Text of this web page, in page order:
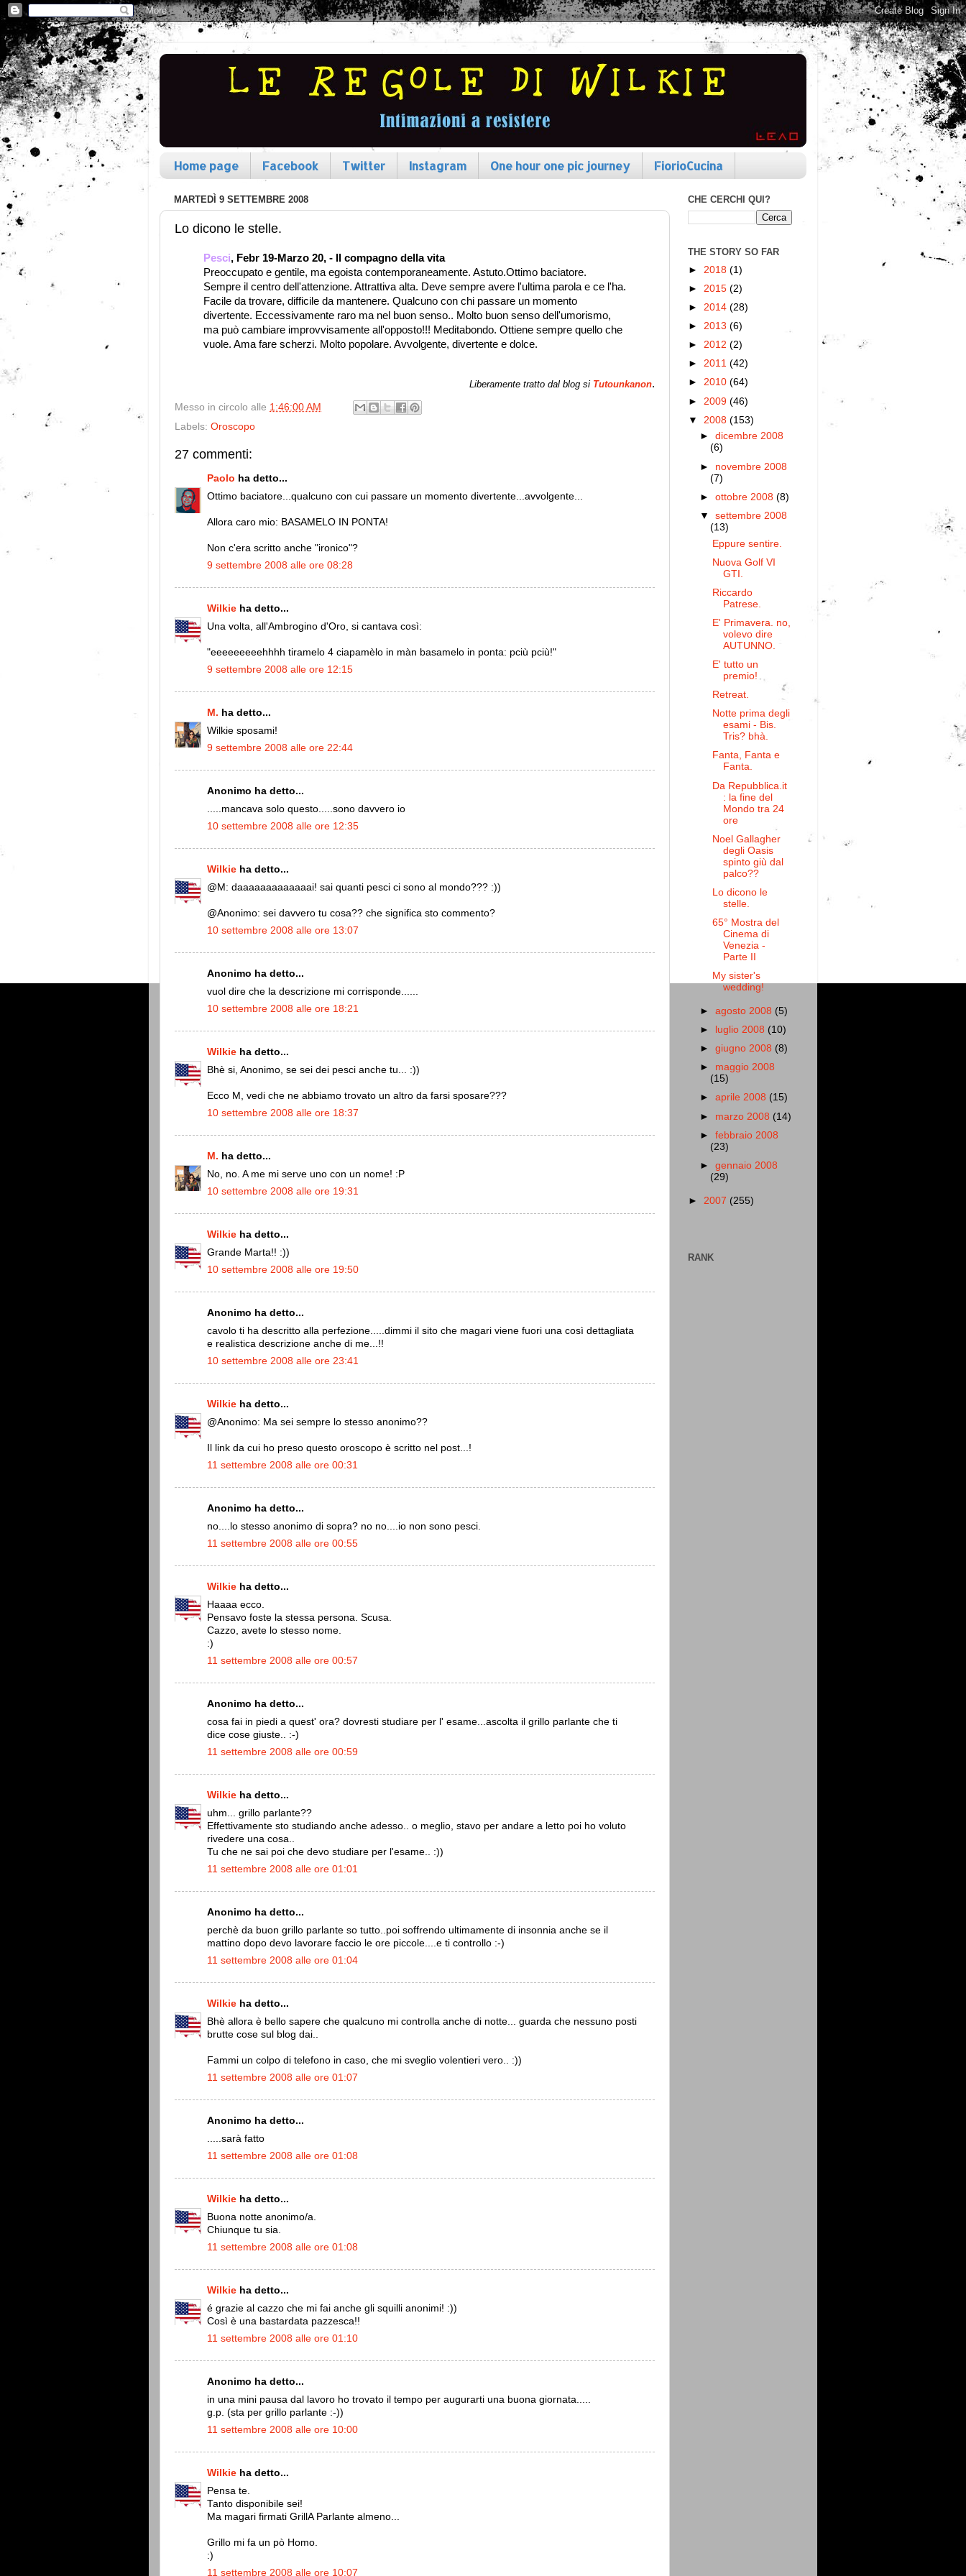
Home page Facebook Twitter Instagram One hour one pic journey FiorioCucina
MARTEDÌ 9 SETTEMBRE 2008
Lo dicono le stelle.
Pesci, Febr 19-Marzo 20, - Il compagno della vita
Preoccupato e gentile, ma egoista contemporaneamente. Astuto.Ottimo baciatore.
Sempre il centro dell'attenzione. Attrattiva alta. Deve sempre avere l'ultima parola e ce l'ha.
Facile da trovare, difficile da mantenere. Qualcuno con chi passare un momento
divertente. Eccessivamente raro ma nel buon senso.. Molto buon senso dell'umorismo,
ma può cambiare improvvisamente all'opposto!!! Meditabondo. Ottiene sempre quello che
vuole. Ama fare scherzi. Molto popolare. Avvolgente, divertente e dolce.
Liberamente tratto dal blog si Tutounkanon.
Messo in circolo alle 1:46:00 AM
Labels: Oroscopo
27 commenti:
Paolo ha detto...
Ottimo baciatore...qualcuno con cui passare un momento divertente...avvolgente...
Allora caro mio: BASAMELO IN PONTA!
Non c'era scritto anche "ironico"?
9 settembre 2008 alle ore 08:28
Wilkie ha detto...
Una volta, all'Ambrogino d'Oro, si cantava così:
"eeeeeeeeehhhh tiramelo 4 ciapamèlo in màn basamelo in ponta: pciù pciù!"
9 settembre 2008 alle ore 12:15
M. ha detto...
Wilkie sposami!
9 settembre 2008 alle ore 22:44
Anonimo ha detto...
.....mancava solo questo.....sono davvero io
10 settembre 2008 alle ore 12:35
Wilkie ha detto...
@M: daaaaaaaaaaaaai! sai quanti pesci ci sono al mondo??? :))
@Anonimo: sei davvero tu cosa?? che significa sto commento?
10 settembre 2008 alle ore 13:07
Anonimo ha detto...
vuol dire che la descrizione mi corrisponde......
10 settembre 2008 alle ore 18:21
Wilkie ha detto...
Bhè si, Anonimo, se sei dei pesci anche tu... :))
Ecco M, vedi che ne abbiamo trovato un altro da farsi sposare???
10 settembre 2008 alle ore 18:37
M. ha detto...
No, no. A me mi serve uno con un nome! :P
10 settembre 2008 alle ore 19:31
Wilkie ha detto...
Grande Marta!! :))
10 settembre 2008 alle ore 19:50
Anonimo ha detto...
cavolo ti ha descritto alla perfezione.....dimmi il sito che magari viene fuori una così dettagliata
e realistica descrizione anche di me...!!
10 settembre 2008 alle ore 23:41
Wilkie ha detto...
@Anonimo: Ma sei sempre lo stesso anonimo??
Il link da cui ho preso questo oroscopo è scritto nel post...!
11 settembre 2008 alle ore 00:31
Anonimo ha detto...
no....lo stesso anonimo di sopra? no no....io non sono pesci.
11 settembre 2008 alle ore 00:55
Wilkie ha detto...
Haaaa ecco.
Pensavo foste la stessa persona. Scusa.
Cazzo, avete lo stesso nome.
:)
11 settembre 2008 alle ore 00:57
Anonimo ha detto...
cosa fai in piedi a quest' ora? dovresti studiare per l' esame...ascolta il grillo parlante che ti
dice cose giuste.. :-)
11 settembre 2008 alle ore 00:59
Wilkie ha detto...
uhm... grillo parlante??
Effettivamente sto studiando anche adesso.. o meglio, stavo per andare a letto poi ho voluto
rivedere una cosa..
Tu che ne sai poi che devo studiare per l'esame.. :))
11 settembre 2008 alle ore 01:01
Anonimo ha detto...
perchè da buon grillo parlante so tutto..poi soffrendo ultimamente di insonnia anche se il
mattino dopo devo lavorare faccio le ore piccole....e ti controllo :-)
11 settembre 2008 alle ore 01:04
Wilkie ha detto...
Bhè allora è bello sapere che qualcuno mi controlla anche di notte... guarda che nessuno posti
brutte cose sul blog dai..
Fammi un colpo di telefono in caso, che mi sveglio volentieri vero.. :))
11 settembre 2008 alle ore 01:07
Anonimo ha detto...
.....sarà fatto
11 settembre 2008 alle ore 01:08
Wilkie ha detto...
Buona notte anonimo/a.
Chiunque tu sia.
11 settembre 2008 alle ore 01:08
Wilkie ha detto...
é grazie al cazzo che mi fai anche gli squilli anonimi! :))
Così è una bastardata pazzesca!!
11 settembre 2008 alle ore 01:10
Anonimo ha detto...
in una mini pausa dal lavoro ho trovato il tempo per augurarti una buona giornata.....
g.p. (sta per grillo parlante :-))
11 settembre 2008 alle ore 10:00
Wilkie ha detto...
Pensa te.
Tanto disponibile sei!
Ma magari firmati GrillA Parlante almeno...
Grillo mi fa un pò Homo.
:)
11 settembre 2008 alle ore 10:07
CHE CERCHI QUI?
THE STORY SO FAR
► 2018 (1)
► 2015 (2)
► 2014 (28)
► 2013 (6)
► 2012 (2)
► 2011 (42)
► 2010 (64)
► 2009 (46)
▼ 2008 (153)
►dicembre 2008
(6)
► novembre 2008
(7)
►ottobre 2008(8)
▼settembre 2008
(13)
Eppure sentire.
Nuova Golf VI
GTI.
Riccardo
Patrese.
E' Primavera. no,
volevo dire
AUTUNNO.
E' tutto un
premio!
Retreat.
Notte prima degli
esami - Bis.
Tris? bhà.
Fanta, Fanta e
Fanta.
Da Repubblica.it
: la fine del
Mondo tra 24
ore
Noel Gallagher
degli Oasis
spinto giù dal
palco??
Lo dicono le
stelle.
65° Mostra del
Cinema di
Venezia -
Parte II
My sister's
wedding!
►agosto 2008 (5)
►
luglio 2008 (10)
►giugno 2008 (8)
► maggio 2008
(15)
►aprile 2008 (15)
► marzo 2008 (14)
►febbraio 2008
(23)
►gennaio 2008
(29)
► 2007 (255)
RANK